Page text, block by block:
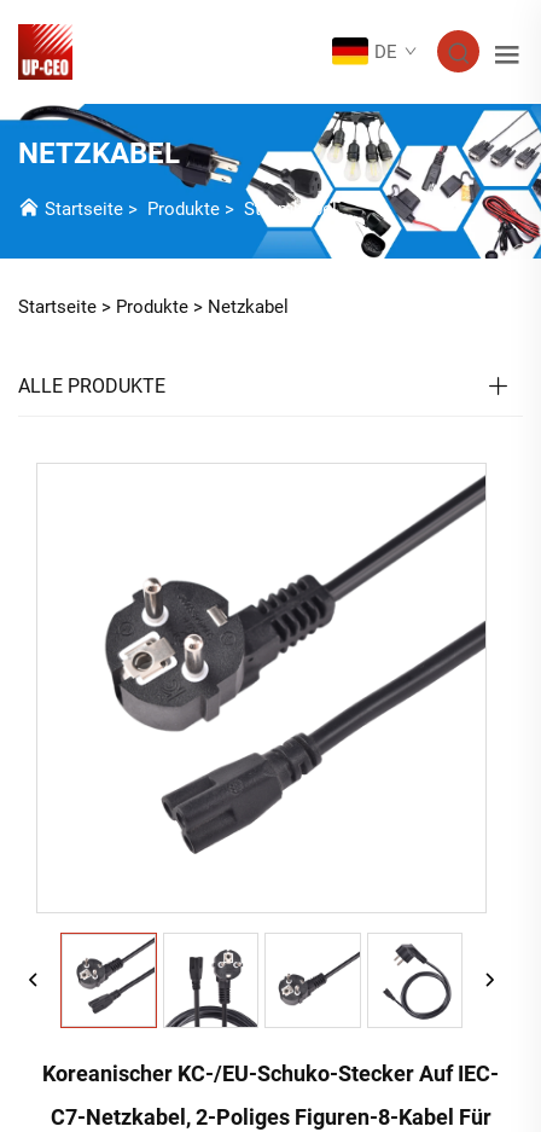
DE
NETZKABEL
Startseite > Produkte > Stromkabel
Startseite > Produkte > Netzkabel
ALLE PRODUKTE
Koreanischer KC-/EU-Schuko-Stecker Auf IEC-
C7-Netzkabel, 2-Poliges Figuren-8-Kabel Für